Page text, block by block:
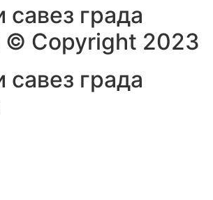
савез града
Copyright 2023
савез града